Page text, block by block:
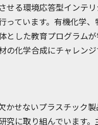
せる環境応答型インテ
っています。有機化学
とした教育プログラム
の化学合成にチャレン
かせないプラスチック
究に取り組んでいます